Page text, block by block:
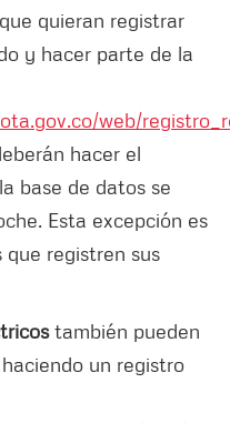
quieran registrar
y hacer parte de la
web/
hacer el
base de datos se
Esta excepción es
registren sus
también pueden
un registro